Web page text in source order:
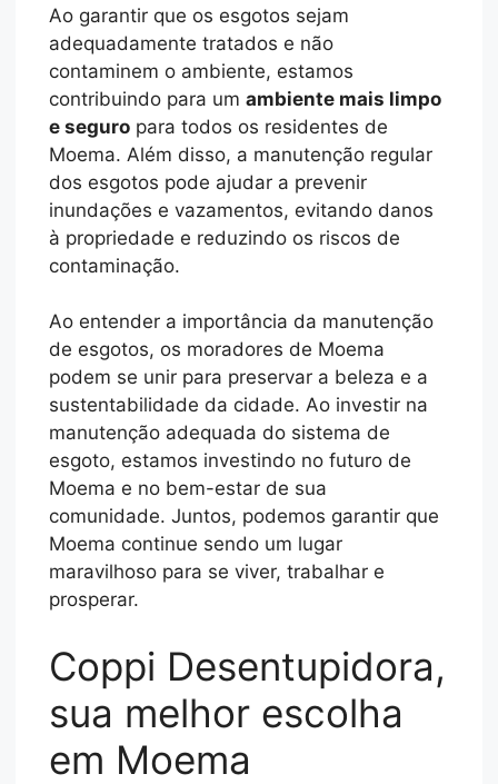
Ao garantir que os esgotos sejam
adequadamente tratados e não
contaminem o ambiente, estamos
contribuindo para umambiente mais limpo
e seguro para todos os residentes de
Moema. Além disso, a manutenção regular
dos esgotos pode ajudar a prevenir
inundações e vazamentos, evitando danos
à propriedade e reduzindo os riscos de
contaminação.
Ao entender a importância da manutenção
de esgotos, os moradores de Moema
podem se unir para preservar a beleza e a
sustentabilidade da cidade. Ao investir na
manutenção adequada do sistema de
esgoto, estamos investindo no futuro de
Moema e no bem-estar de sua
comunidade. Juntos, podemos garantir que
Moema continue sendo um lugar
maravilhoso para se viver, trabalhar e
prosperar.
Coppi Desentupidora,
sua melhor escolha
em Moema